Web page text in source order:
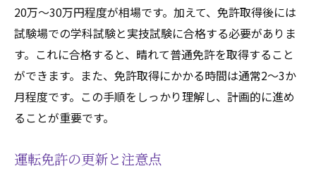
20万〜30万円程度が相場です。加えて、免許取得後には
試験場での学科試験と実技試験に合格する必要がありま
す。これに合格すると、晴れて普通免許を取得すること
ができます。また、免許取得にかかる時間は通常2〜3か
月程度です。この手順をしっかり理解し、計画的に進め
ることが重要です。
運転免許の更新と注意点